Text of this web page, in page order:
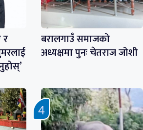
र
बरालगाउँ समाजको
अध्यक्षमा पुनः चेतराज जोशी